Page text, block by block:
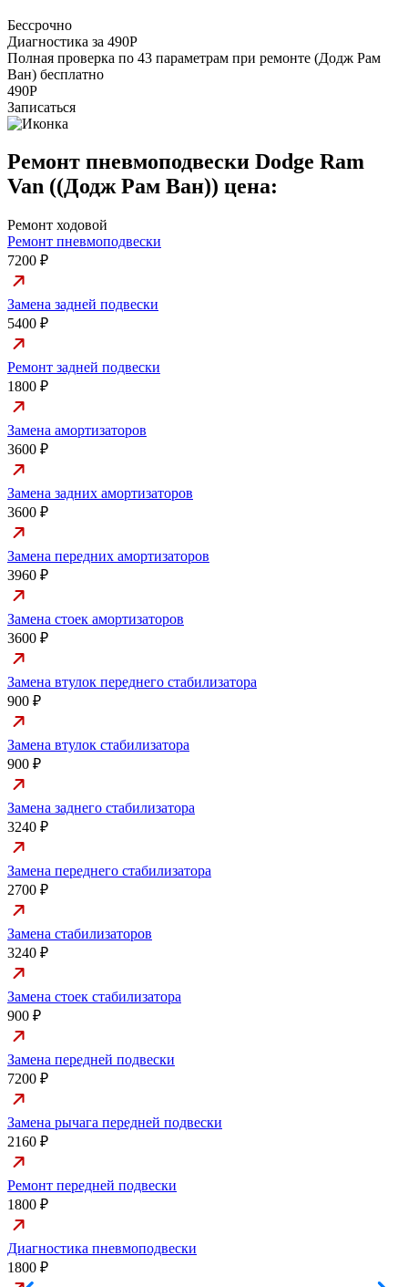
Бессрочно
Диагностика за 490Р
Полная проверка по 43 параметрам при ремонте (Додж Рам
Ван) бесплатно
490Р
Записаться
Ремонт пневмоподвески Dodge Ram
Van ((Додж Рам Ван)) цена:
Ремонт ходовой
Ремонт пневмоподвески
7200 ₽
Замена задней подвески
5400 ₽
Ремонт задней подвески
1800 ₽
Замена амортизаторов
3600 ₽
Замена задних амортизаторов
3600 ₽
Замена передних амортизаторов
3960 ₽
Замена стоек амортизаторов
3600 ₽
Замена втулок переднего стабилизатора
900 ₽
Замена втулок стабилизатора
900 ₽
Замена заднего стабилизатора
3240 ₽
Замена переднего стабилизатора
2700 ₽
Замена стабилизаторов
3240 ₽
Замена стоек стабилизатора
900 ₽
Замена передней подвески
7200 ₽
Замена рычага передней подвески
2160 ₽
Ремонт передней подвески
1800 ₽
Диагностика пневмоподвески
1800 ₽